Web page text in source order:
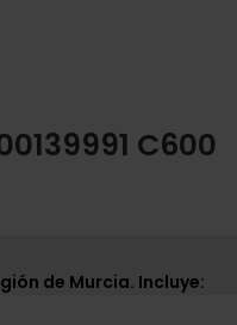
C600
de Murcia. Incluye: